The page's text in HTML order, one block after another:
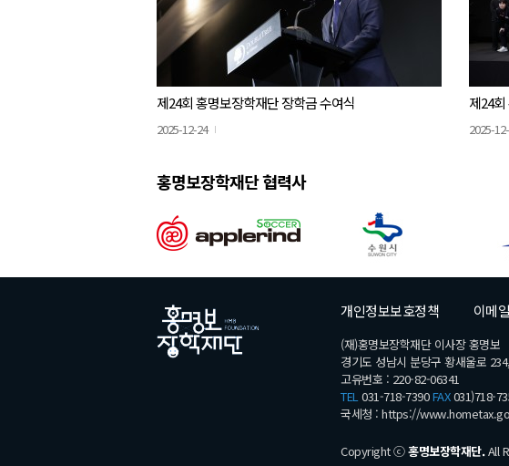
제24회 홍명보장학재단 장학금 수여식
2025-12-24
제24
2025-
홍명보장학재단 협력사
개인정보보호정책 이메
(재)홍명보장학재단 이사장 홍명보
경기도 성남시 분당구 황새울로
고유번호 : 220-82-06341
TEL031-718-7390FAX031)718-
국세청 : https://
Copyright ⓒ홍명보장학재단.All